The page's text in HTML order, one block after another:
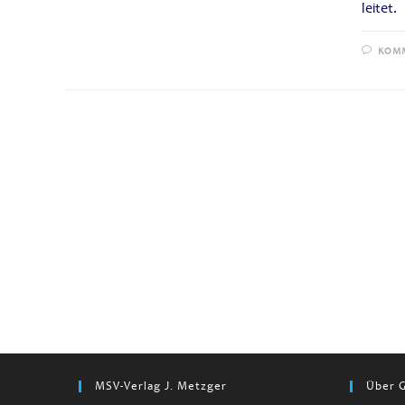
leitet.
MSV-Verlag J. Metzger Über